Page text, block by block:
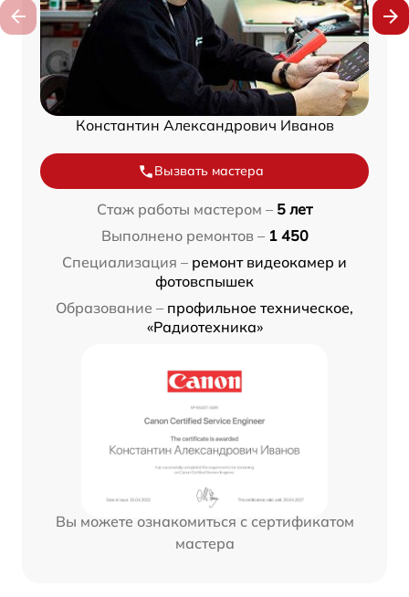
Константин Александрович Иванов
Вызвать мастера
Стаж работы мастером – 5 лет
Выполнено ремонтов – 1 450
Специализация – ремонт видеокамер и
фотовспышек
Образование – профильное техническое,
«Радиотехника»
Вы можете ознакомиться с сертификатом
мастера